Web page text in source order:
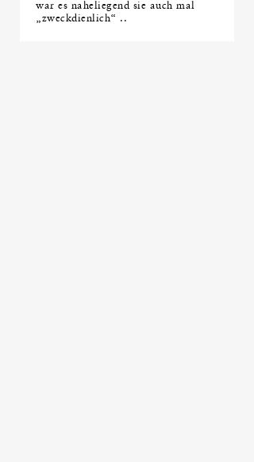
war es naheliegend sie auch mal
„zweckdienlich“ ..